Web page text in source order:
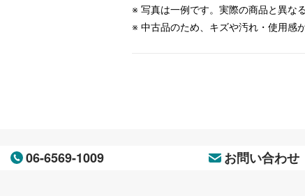
※ 写真は一例です。実際の商品と異な
※ 中古品のため、キズや汚れ・使用感
06-6569-1009 お問い合わせ